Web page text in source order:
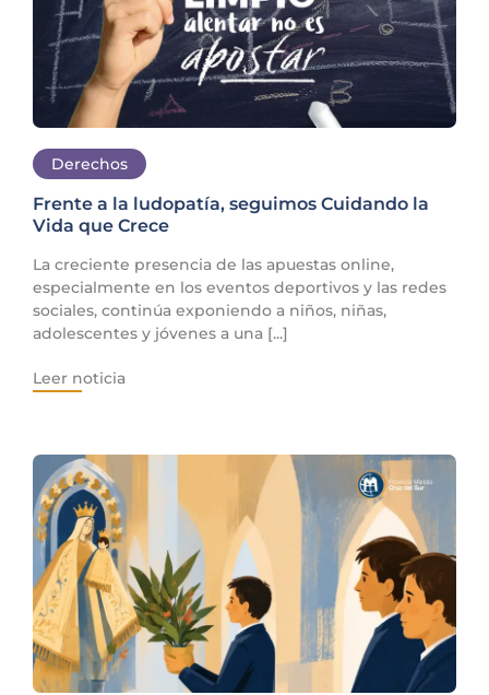
Derechos
Frente a la ludopatía, seguimos Cuidando la
Vida que Crece
La creciente presencia de las apuestas online,
especialmente en los eventos deportivos y las redes
sociales, continúa exponiendo a niños, niñas,
adolescentes y jóvenes a una [...]
Leer noticia